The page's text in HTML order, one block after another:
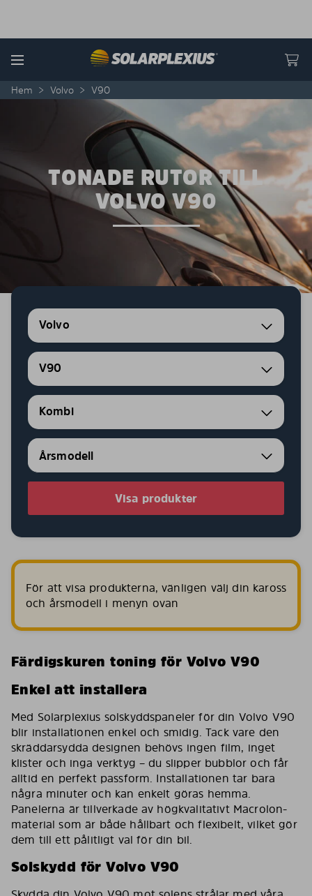
Menu
Hem > Volvo > V90
TONADE RUTOR TILL
VOLVO V90
Volvo
V90
Kombi
Visa produkter
För att visa produkterna, vänligen välj din kaross
och årsmodell i menyn ovan
Färdigskuren toning för Volvo V90
Enkel att installera
Med Solarplexius solskyddspaneler för din Volvo V90
blir installationen enkel och smidig. Tack vare den
skräddarsydda designen behövs ingen film, inget
klister och inga verktyg – du slipper bubblor och får
alltid en perfekt passform. Installationen tar bara
några minuter och kan enkelt göras hemma.
Panelerna är tillverkade av högkvalitativt Macrolon-
material som är både hållbart och flexibelt, vilket gör
dem till ett pålitligt val för din bil.
Solskydd för Volvo V90